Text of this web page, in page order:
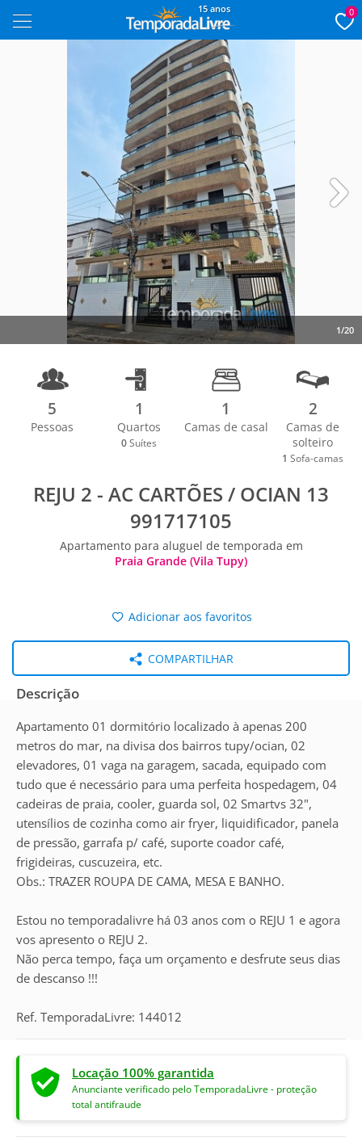
15 anos 0
1/20
5
Pessoas
1
Quartos
0 Suítes
1
Camas de casal
2
Camas de
solteiro
1 Sofa-camas
REJU 2 - AC CARTÕES / OCIAN 13
991717105
Apartamento para aluguel de temporada em
Praia Grande (Vila Tupy)
Adicionar aos favoritos
COMPARTILHAR
Descrição
Apartamento 01 dormitório localizado à apenas 200
metros do mar, na divisa dos bairros tupy/ocian, 02
elevadores, 01 vaga na garagem, sacada, equipado com
tudo que é necessário para uma perfeita hospedagem, 04
cadeiras de praia, cooler, guarda sol, 02 Smartvs 32",
utensílios de cozinha como air fryer, liquidificador, panela
de pressão, garrafa p/ café, suporte coador café,
frigideiras, cuscuzeira, etc.
Obs.: TRAZER ROUPA DE CAMA, MESA E BANHO.
Estou no temporadalivre há 03 anos com o REJU 1 e agora
vos apresento o REJU 2.
Não perca tempo, faça um orçamento e desfrute seus dias
de descanso !!!
Ref. TemporadaLivre: 144012
Locação 100% garantida
Anunciante verificado pelo TemporadaLivre - proteção
total antifraude